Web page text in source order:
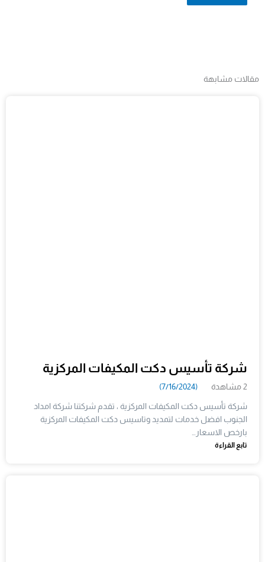
مقالات مشابهة
شركة تأسيس دكت المكيفات المركزية
2 مشاهدة (7/16/2024)
شركة تأسيس دكت المكيفات المركزية ، تقدم شركتنا شركة امداد
الجنوب افضل خدمات لتمديد وتاسيس دكت المكيفات المركزية
بارخص الاسعار…
تابع القراءة